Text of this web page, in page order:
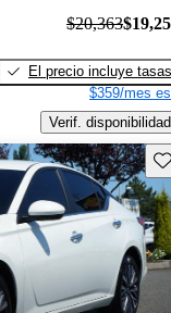
$20,363
El precio incluye tasas
$359/mes
Verif. disponibilidad